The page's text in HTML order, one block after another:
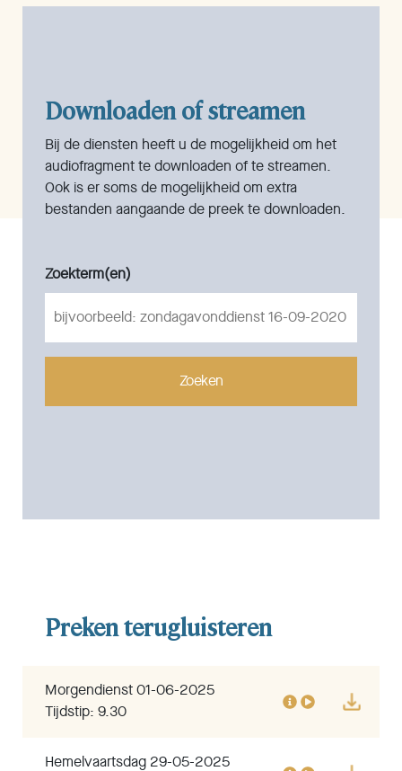
Downloaden of streamen
Bij de diensten heeft u de mogelijkheid om het
audiofragment te downloaden of te streamen.
Ook is er soms de mogelijkheid om extra
bestanden aangaande de preek te downloaden.
Zoekterm(en)
Zoeken
Preken terugluisteren
Morgendienst 01-06-2025
Tijdstip: 9.30
Hemelvaartsdag 29-05-2025